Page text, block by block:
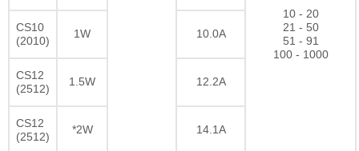
10 - 20
21 - 50
51 - 91
100 - 1000
CS10
(2010)
1W 10.0A
CS12
(2512)
1.5W 12.2A
CS12
(2512)
*2W 14.1A